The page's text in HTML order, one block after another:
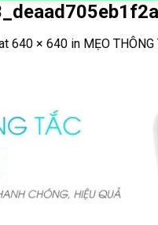
640 × 640 in MẸO